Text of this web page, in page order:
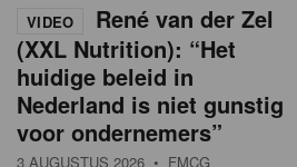
VIDEO
René van der Zel
(XXL Nutrition): “Het
huidige beleid in
Nederland is niet gunstig
voor ondernemers”
3 AUGUSTUS 2026 • FMCG